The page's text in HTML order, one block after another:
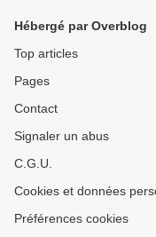
Hébergé par Overblog
Top articles
Pages
Contact
Signaler un abus
C.G.U.
Cookies et données
Préférences cookies